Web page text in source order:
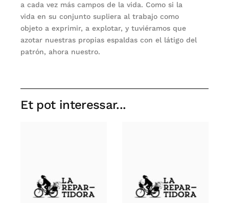
a cada vez más campos de la vida. Como si la
vida en su conjunto supliera al trabajo como
objeto a exprimir, a explotar, y tuviéramos que
azotar nuestras propias espaldas con el látigo del
patrón, ahora nuestro.
Et pot interessar...